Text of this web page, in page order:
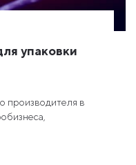
упаковки
производителя в